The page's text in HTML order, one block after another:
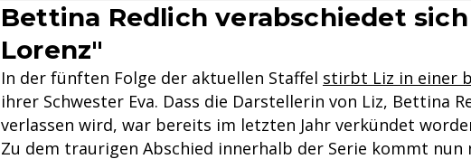
Bettina Redlich verabschiedet
Lorenz"
In der fünften Folge der aktuellen Staffel stirbt Liz in einer
ihrer Schwester Eva. Dass die Darstellerin von Liz, Bettina
verlassen wird, war bereits im letzten Jahr verkündet
Zu dem traurigen Abschied innerhalb der Serie kommt nun